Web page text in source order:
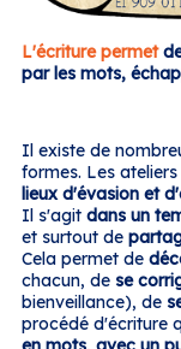
L'écriture permet
par les mots,
Il existe de
formes. Les
lieux d'évasion et
Il s'agit dans un
et surtout de
Cela permet de
chacun, de se
bienveillance), de
procédé d'écriture